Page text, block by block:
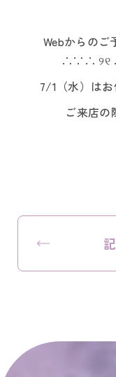
Webからのご
∴∵∴ ୨୧
7/1（水）は
ご来店の